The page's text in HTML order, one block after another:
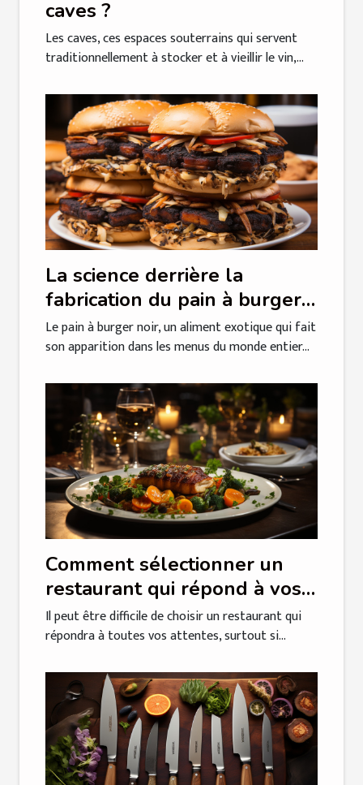
caves ?
Les caves, ces espaces souterrains qui servent
traditionnellement à stocker et à vieillir le vin,...
La science derrière la
fabrication du pain à burger
noir: Une analyse détaillée
Le pain à burger noir, un aliment exotique qui fait
son apparition dans les menus du monde entier...
Comment sélectionner un
restaurant qui répond à vos
attentes ?
Il peut être difficile de choisir un restaurant qui
répondra à toutes vos attentes, surtout si...